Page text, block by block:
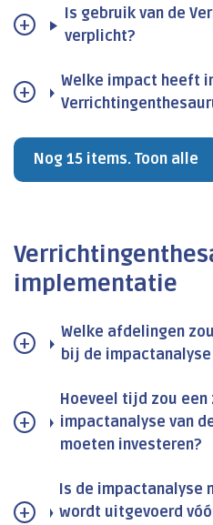
Is gebruik van de
verplicht?
Welke impact heeft
Nog 15 items. Toon alle
implementatie
Welke afdelingen
bij de
Hoeveel tijd zou een
impactanalyse van
moeten investeren?
Is de impactanalyse
wordt uitgevoerd